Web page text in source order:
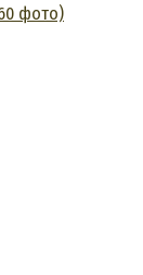
фото)